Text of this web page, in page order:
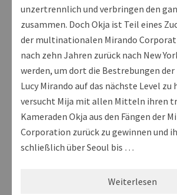
unzertrennlich und verbringen den
zusammen. Doch Okja ist Teil eines
der multinationalen Mirando
nach zehn Jahren zurück nach New
werden, um dort die Bestrebungen
Lucy Mirando auf das nächste Level zu
versucht Mija mit allen Mitteln ihren
Kameraden Okja aus den Fängen der
Corporation zurück zu gewinnen und
schließlich über Seoul bis …
Weiterlesen